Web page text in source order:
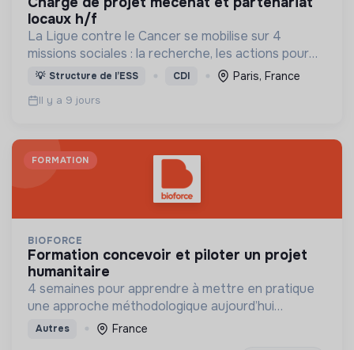
locaux h/f
La Ligue contre le Cancer se mobilise sur 4
missions sociales : la recherche, les actions pour
les personnes malades, la prévention & promotion
💡 Structure de l’ESS CDI Paris, France
Il y a 9 jours
FORMATION
BIOFORCE
formation concevoir et piloter un projet
humanitaire
4 semaines pour apprendre à mettre en pratique
une approche méthodologique aujourd’hui
incontournable pour concevoir vos projets de
Autres France